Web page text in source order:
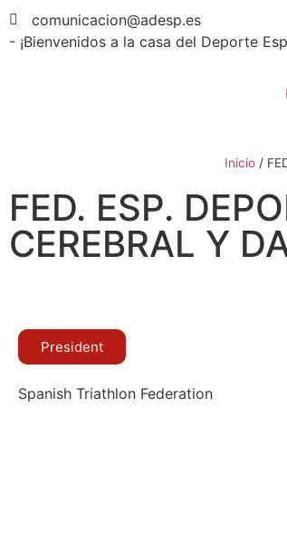
comunicacion@adesp.es
- ¡Bienvenidos a la casa del Deporte
Inicio /
FED. ESP.
CEREBRAL Y
President
Spanish Triathlon Federation